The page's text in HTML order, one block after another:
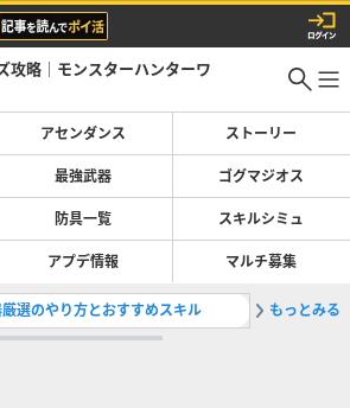
攻略｜モンスターハンターワ
アセンダンス ストーリー
最強武器 ゴグマジオス
防具一覧 スキルシミュ
アプデ情報 マルチ募集
選のやり方とおすすめスキル 2マスタ
もっとみる